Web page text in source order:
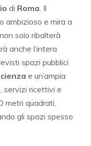
di Roma . Il
ambizioso e mira a
solo ribalterà
anche l’intera
spazi pubblici
e un’ampia
servizi ricettivi e
metri quadrati,
gli spazi spesso